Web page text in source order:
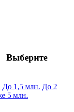
Выберите
До 1,5 млн. До 2
5 млн.